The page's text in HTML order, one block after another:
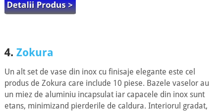
4. Zokura
Un alt set de vase din inox cu finisaje elegante este cel
produs de Zokura care include 10 piese. Bazele vaselor au
un miez de aluminiu incapsulat iar capacele din inox sunt
etans, minimizand pierderile de caldura. Interiorul gradat,